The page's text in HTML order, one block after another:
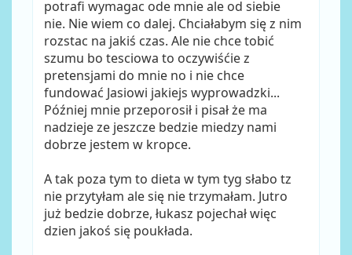
potrafi wymagac ode mnie ale od siebie
nie. Nie wiem co dalej. Chciałabym się z nim
rozstac na jakiś czas. Ale nie chce tobić
szumu bo tesciowa to oczywiśćie z
pretensjami do mnie no i nie chce
fundować Jasiowi jakiejs wyprowadzki...
Później mnie przeporosił i pisał że ma
nadzieje ze jeszcze bedzie miedzy nami
dobrze jestem w kropce.
A tak poza tym to dieta w tym tyg słabo tz
nie przytyłam ale się nie trzymałam. Jutro
już bedzie dobrze, łukasz pojechał więc
dzien jakoś się poukłada.